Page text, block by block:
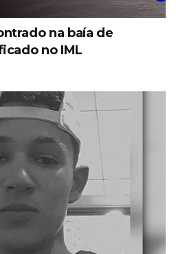
na baía de
no IML